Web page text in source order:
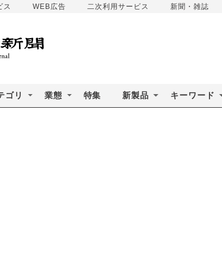
ス WEB広告 二次利用サービス 新聞・雑誌
ゴリ 業態 特集 新製品 キーワード